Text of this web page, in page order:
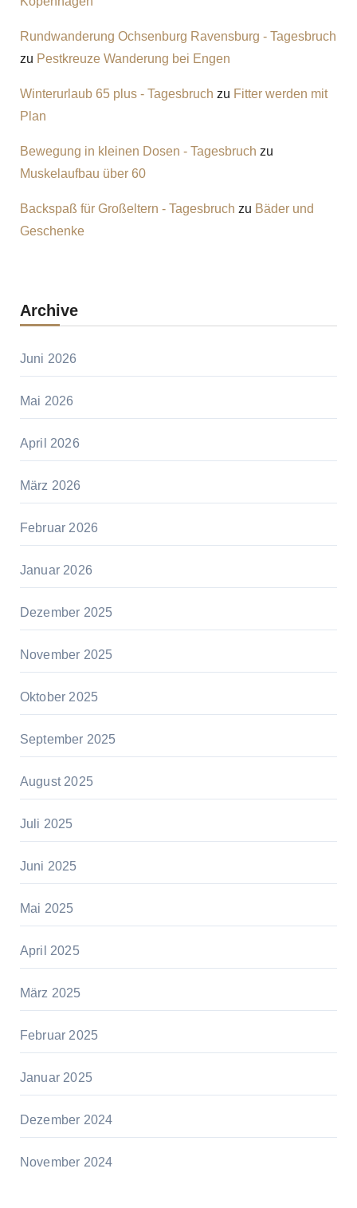
Rundwanderung Ochsenburg Ravensburg - Tagesbruch
zu Pestkreuze Wanderung bei Engen
Winterurlaub 65 plus - Tagesbruch zu Fitter werden mit
Plan
Bewegung in kleinen Dosen - Tagesbruch zu
Muskelaufbau über 60
Backspaß für Großeltern - Tagesbruch zu Bäder und
Geschenke
Archive
Juni 2026
Mai 2026
April 2026
März 2026
Februar 2026
Januar 2026
Dezember 2025
November 2025
Oktober 2025
September 2025
August 2025
Juli 2025
Juni 2025
Mai 2025
April 2025
März 2025
Februar 2025
Januar 2025
Dezember 2024
November 2024